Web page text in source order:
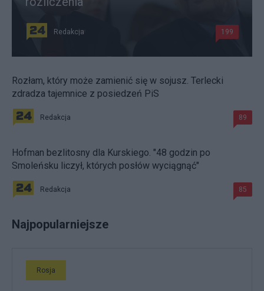
Redakcja 199
Rozłam, który może zamienić się w sojusz. Terlecki
zdradza tajemnice z posiedzeń PiS
Redakcja 89
Hofman bezlitosny dla Kurskiego. "48 godzin po
Smoleńsku liczył, których posłów wyciągnąć"
Redakcja 85
Najpopularniejsze
Rosja